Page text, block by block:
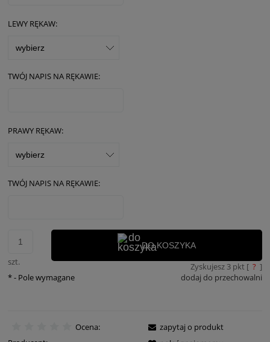
LEWY RĘKAW:
TWÓJ NAPIS NA RĘKAWIE:
PRAWY RĘKAW:
TWÓJ NAPIS NA RĘKAWIE:
szt.
DO KOSZYKA
Zyskujesz 3pkt [ ? ]
dodaj do przechowalni
*- Pole wymagane
Ocena:
zapytaj o produkt